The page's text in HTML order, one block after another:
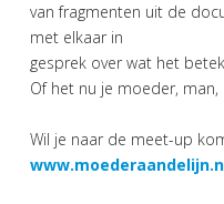
van fragmenten uit de
met elkaar in
gesprek over wat het
Of het nu je moeder,
Wil je naar de meet-up